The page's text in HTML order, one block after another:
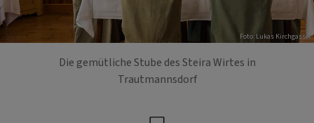
Foto: Lukas Kirchgasser
Die gemütliche Stube des Steira Wirtes in
Trautmannsdorf